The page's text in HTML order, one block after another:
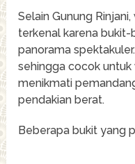
Selain Gunung
terkenal karena
panorama
sehingga cocok
menikmati
pendakian berat.
Beberapa bukit yang